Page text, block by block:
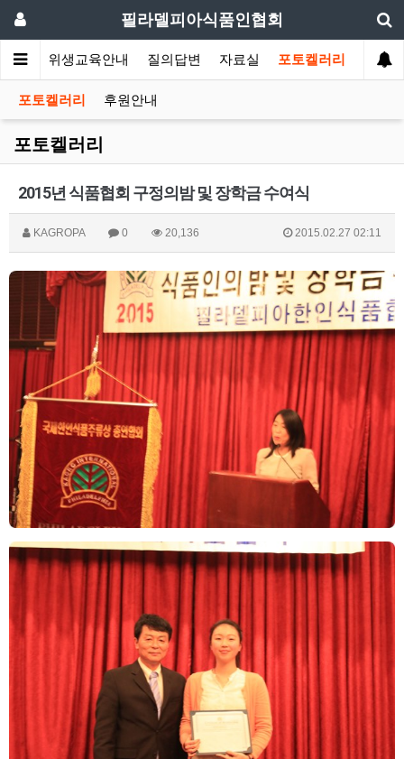
필라델피아식품인협회
식 위생교육안내 질의답변 자료실 포토켈러리
포토켈러리 후원안내
포토켈러리
2015년 식품협회 구정의밤 및 장학금 수여식
KAGROPA 0 20,136 2015.02.27 02:11